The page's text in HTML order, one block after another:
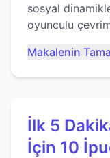
sosyal
oyunculu
Makalenin
İlk 5
İçin 10